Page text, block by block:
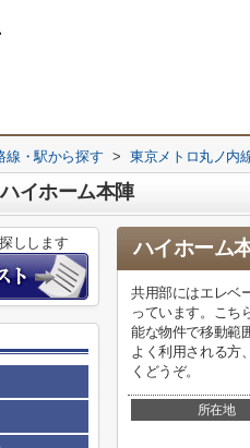
線・駅から探す > 東京メトロ丸ノ内
イホーム本陣
ハイホーム
共用部にはエレベ
っています。こち
能な物件で移動範
よく利用される方
くどうぞ。
所在地
しします